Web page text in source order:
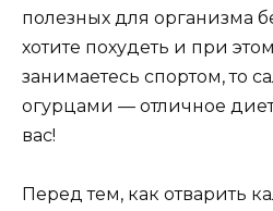
полезных для организма
хотите похудеть и при
занимаетесь спортом, то
огурцами — отличное
вас!
Перед тем, как отварить